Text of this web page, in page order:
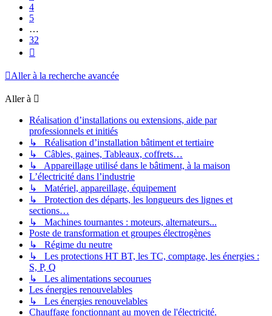
4
5
…
32
Aller à la recherche avancée
Aller à
Réalisation d’installations ou extensions, aide par
professionnels et initiés
↳ Réalisation d’installation bâtiment et tertiaire
↳ Câbles, gaines, Tableaux, coffrets…
↳ Appareillage utilisé dans le bâtiment, à la maison
L’électricité dans l’industrie
↳ Matériel, appareillage, équipement
↳ Protection des départs, les longueurs des lignes et
sections…
↳ Machines tournantes : moteurs, alternateurs...
Poste de transformation et groupes électrogènes
↳ Régime du neutre
↳ Les protections HT BT, les TC, comptage, les énergies :
S, P, Q
↳ Les alimentations secourues
Les énergies renouvelables
↳ Les énergies renouvelables
Chauffage fonctionnant au moyen de l'électricité.